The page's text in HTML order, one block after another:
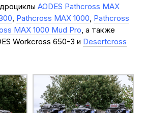
AODES Pathcross MAX
, Pathcross MAX 1000, Pathcross
MAX 1000 Mud Pro, а также
Workcross 650-3 и Desertcross